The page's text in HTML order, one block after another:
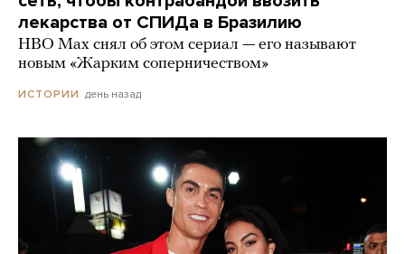
лекарства от СПИДа в Бразилию
HBO Max снял об этом сериал — его называют
новым «Жарким соперничеством»
ИСТОРИИ день назад